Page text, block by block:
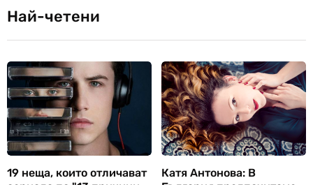
Най-четени
19 неща, които отличават
Катя Антонова: В